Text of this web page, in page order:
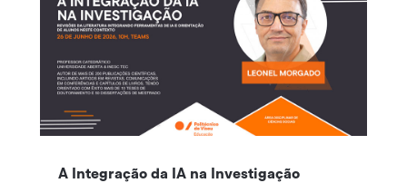
A Integração da IA na Investigação